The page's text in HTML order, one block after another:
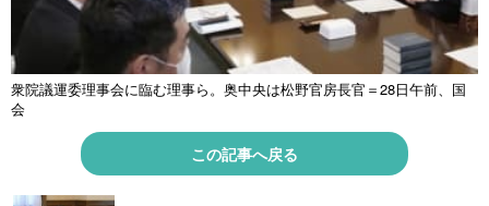
衆院議運委理事会に臨む理事ら。奥中央は松野官房長官＝28日午前、国
会
この記事へ戻る